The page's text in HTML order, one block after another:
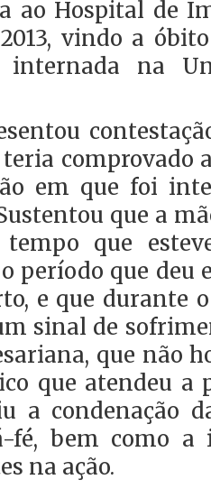
ao Hospital de
vindo a
internada na
comprovado
em que foi
que a
que
período que deu
e que durante
sinal de
que não
que atendeu a
a condenação
bem como a
na ação.